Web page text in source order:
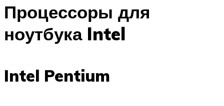
Процессоры для
ноутбука Intel
Intel Pentium